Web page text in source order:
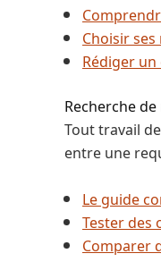
Choisir
Rédiger
Recherche
Tout travail
entre une
Le guide
Tester des
Comparer